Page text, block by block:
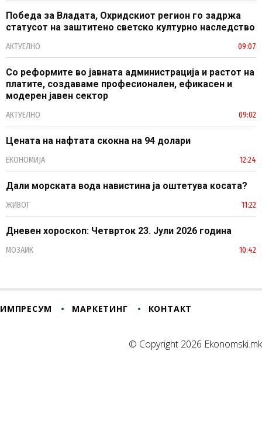
Победа за Владата, Охридскиот регион го задржа
статусот на заштитено светско културно наследство
АКТУЕЛНО 09:07
Со реформите во јавната администрација и растот на
платите, создаваме професионален, ефикасен и
модерен јавен сектор
АКТУЕЛНО 09:02
Цената на нафтата скокна на 94 долари
ЕКОНОМИЈА 12:24
Дали морската вода навистина ја оштетува косата?
ЖИВОТ 11:22
Дневен хороскоп: Четврток 23. Јули 2026 година
МОЗАИК 10:42
ИМПРЕСУМ МАРКЕТИНГ КОНТАКТ
© Copyright 2026 Ekonomski.mk